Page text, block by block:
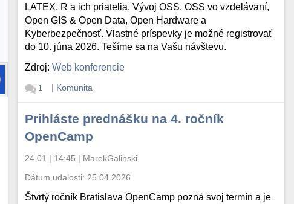
LATEX, R a ich priatelia, Vývoj OSS, OSS vo vzdelávaní,
Open GIS & Open Data, Open Hardware a
Kyberbezpečnosť. Vlastné príspevky je možné registrovať
do 10. júna 2026. Tešíme sa na Vašu návštevu.
Zdroj:Web konferencie
1 | Komunita
Prihláste prednášku na 4. ročník
OpenCamp
24.01 | 14:45 | MarekGalinski
Dátum udalosti: 25.04.2026
Štvrtý ročník Bratislava OpenCamp pozná svoj termín a je